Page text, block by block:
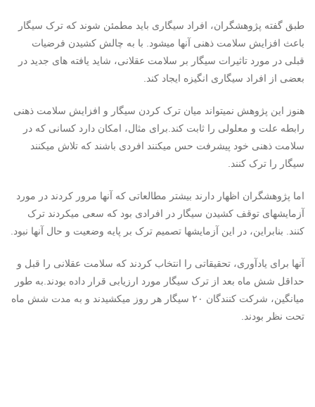
طبق گفته پژوهشگران، افراد سیگاری باید مطمئن شوند که ترک سیگار
باعث افزایش سلامت ذهنی آنها میشود. با به چالش کشیدن فرضیات
قبلی در مورد تاثیرات سیگار بر سلامت عقلانی، شاید یافته های جدید در
بعضی از افراد سیگاری انگیزه ایجاد کند.
هنوز این پژوهش نمیتواند میان ترک کردن سیگار و افزایش سلامت ذهنی
رابطه علت و معلولی را ثابت کند.برای مثال، امکان دارد کسانی که در
سلامت ذهنی خود پیشرفت حس میکنند افردی باشند که تلاش میکنند
سیگار را ترک کنند.
اما پژوهشگران اظهار دارند بیشتر مطالعاتی که آنها مرور کردند در مورد
آزمایشهای توقف کشیدن سیگار در افرادی بود که سعی میکردند ترک
کنند. بنابراین، در این آزمایشها تصمیم ترک بر پایه وضعیت و حال آنها نبود.
آنها برای یادآوری، تحقیقاتی را انتخاب کردند که سلامت عقلانی را قبل و
حداقل شش ماه بعد از ترک سیگار مورد ارزیابی قرار داده بودند.به طور
میانگین، شرکت کنندگان ۲۰ سیگار هر روز میکشیدند و به مدت شش ماه
تحت نظر بودند.